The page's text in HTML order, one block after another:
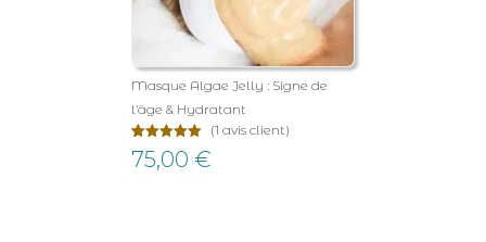
Masque Algae Jelly : Signe de
l’âge & Hydratant
Noté
5.00
1
(1 avis client)
75,00 €